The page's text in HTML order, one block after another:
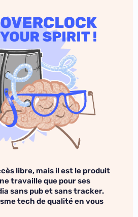
libre, mais il est le produit
travaille que pour ses
sans pub et sans tracker.
tech de qualité en vous